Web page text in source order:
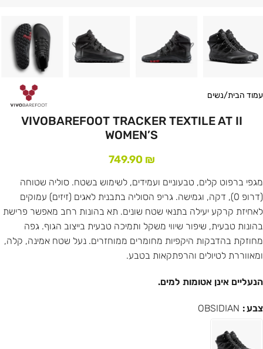
עמוד הבית/נשים
VIVOBAREFOOT TRACKER TEXTILE AT II
WOMEN’S
749.90 ₪
מגפי ברפוט קלים, טבעוניים ועמידים, לשימוש בשטח. סוליה שטוחה
(דרופ 0), דקה, וגמישה. גריפ הסוליה בתבנית לאגים (זיזים) עמוקים
לאחיזת קרקע יעילה בתנאי שטח שונים. תא בהונות רחב מאפשר פרישת
בהונות טבעית, שיפור שיווי משקל ותמיכה טבעית בייצוב הגוף. גפה
מחוזקת בהדבקות היקפיות מחומרים ממוחזרים. נעל שטח אמינה, קלה,
ומאווררת לטיולים והרפתקאות בטבע.
הנעליים אינן אטומות למים.
צבע OBSIDIAN